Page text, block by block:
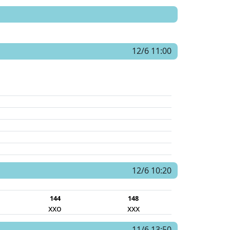
12/6 11:00
12/6 10:20
144 148
xxo xxx